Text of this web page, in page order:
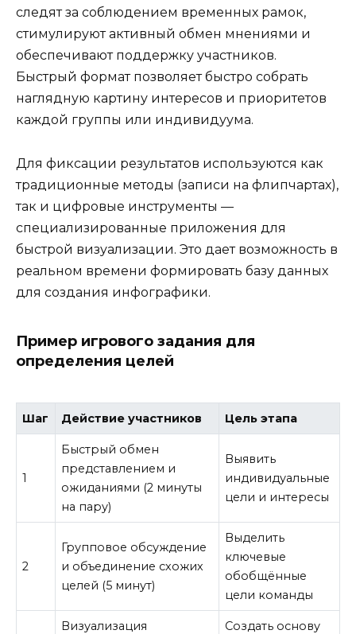
следят за соблюдением временных рамок,
стимулируют активный обмен мнениями и
обеспечивают поддержку участников.
Быстрый формат позволяет быстро собрать
наглядную картину интересов и приоритетов
каждой группы или индивидуума.
Для фиксации результатов используются как
традиционные методы (записи на флипчартах),
так и цифровые инструменты —
специализированные приложения для
быстрой визуализации. Это дает возможность в
реальном времени формировать базу данных
для создания инфографики.
Пример игрового задания для
определения целей
Шаг Действие участников Цель этапа
1
Быстрый обмен
представлением и
ожиданиями (2 минуты
на пару)
Выявить
индивидуальные
цели и интересы
2
Групповое обсуждение
и объединение схожих
целей (5 минут)
Выделить
ключевые
обобщённые
цели команды
Визуализация
Создать основу